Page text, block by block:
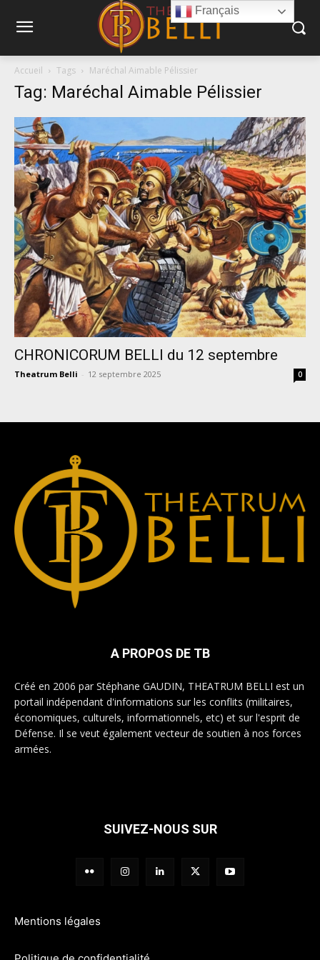
Accueil Tags Maréchal Aimable Pélissier
Tag: Maréchal Aimable Pélissier
CHRONICORUM BELLI du 12 septembre
Theatrum Belli - 12 septembre 2025 0
A PROPOS DE TB
Créé en 2006 par Stéphane GAUDIN, THEATRUM BELLI est un
portail indépendant d'informations sur les conflits (militaires,
économiques, culturels, informationnels, etc) et sur l'esprit de
Défense. Il se veut également vecteur de soutien à nos forces
armées.
SUIVEZ-NOUS SUR
Mentions légales
Français